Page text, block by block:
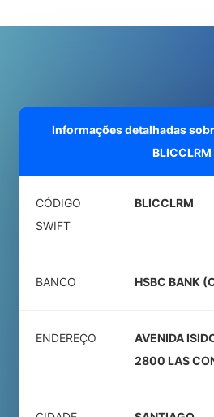
Informações detalhadas
BLICCLRM
CÓDIGO
SWIFT
BLICCLRM
BANCO HSBC BANK
ENDEREÇO
AVENIDA
2800 LAS